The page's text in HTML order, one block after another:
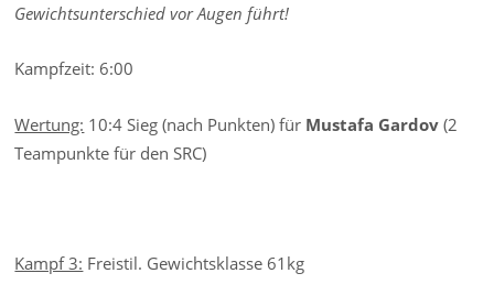
Gewichtsunterschied vor Augen führt!
Kampfzeit: 6:00
Wertung: 10:4 Sieg (nach Punkten) für Mustafa Gardov (2
Teampunkte für den SRC)
Kampf 3: Freistil. Gewichtsklasse 61kg